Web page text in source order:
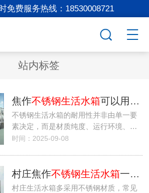
免费服务热线： 18530008721
站内标签
焦作不锈钢生活水箱可以用几年时间
不锈钢生活水箱的耐用性并非由单一要
素决定，而是材质纯度、运行环境、…
时间：2025-09-08
村庄焦作不锈钢生活水箱一般选择什么材质？
村庄生活水箱多采用不锈钢材质，常见